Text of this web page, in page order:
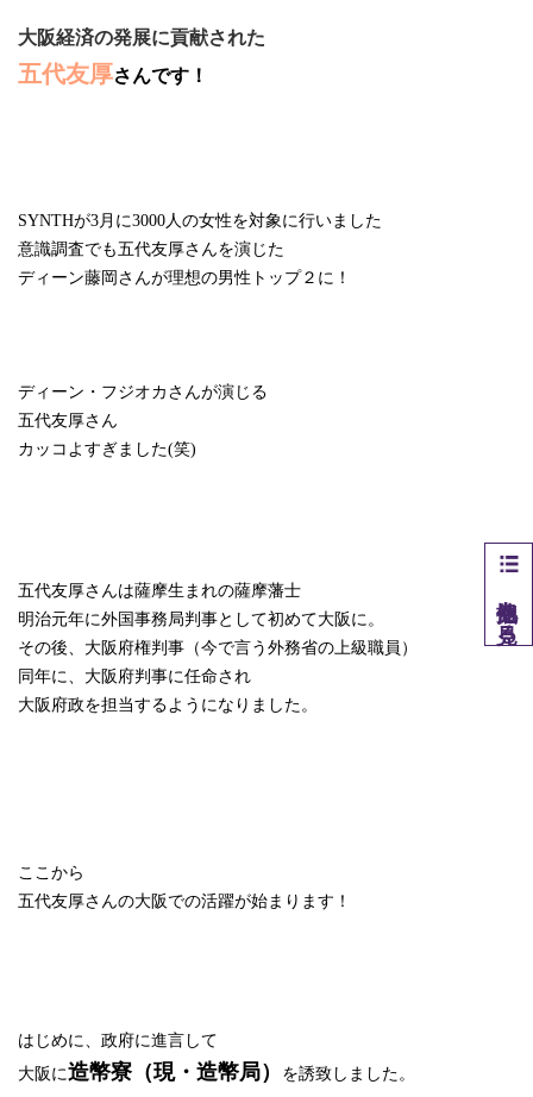
大阪経済の発展に貢献された
五代友厚さんです！
SYNTHが3 月に3000 人の女性を対象に行いました
意識調査でも五代友厚さんを演じた
ディーン藤岡さんが理想の男性トップ２に！
ディーン・フジオカさんが演じる
五代友厚さん
カッコよすぎました(笑)
五代友厚さんは薩摩生まれの薩摩藩士
明治元年に外国事務局判事として初めて大阪に。
その後、大阪府権判事（今で言う外務省の上級職員）
同年に、大阪府判事に任命され
大阪府政を担当するようになりました。
ここから
五代友厚さんの大阪での活躍が始まります！
はじめに、政府に進言して
大阪に造幣寮（現・造幣局） を誘致しました。
他拠点を見る